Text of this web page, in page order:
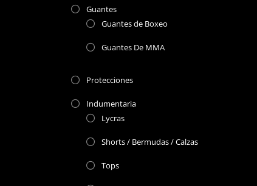
Guantes
Guantes de Boxeo
Guantes De MMA
Protecciones
Indumentaria
Lycras
Shorts / Bermudas / Calzas
Tops